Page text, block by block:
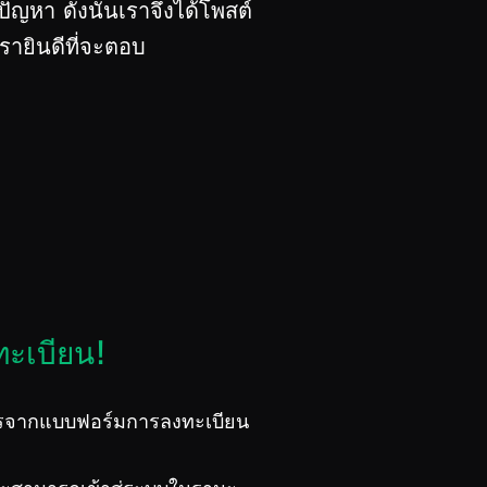
ญหา ดังนั้นเราจึงได้โพสต์
ายินดีที่จะตอบ
เบียน!
ากแบบฟอร์มการลงทะเบียน